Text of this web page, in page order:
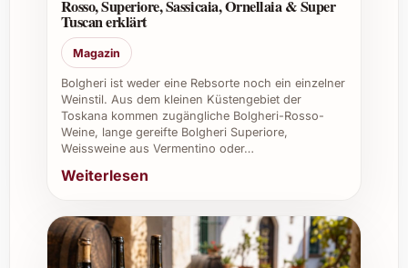
Tipps und Vorteile bei privater und
beruflicher Nutzung
Private Feiern: Ideal für Geburtstage,
Weihnachten, Silvester oder
Sommerfeste – der Chardonnay schafft
eine angenehme Atmosphäre.
Caterings und Gastronomie:
Geschmack bereichert er Menüs und
wird Ihre Gäste begeistern.
Restaurants: Perfekt als
Rosso, Superiore, Sassicaia, Ornellaia & Super
Tuscan erklärt
Magazin
Bolgheri ist weder eine Rebsorte noch ein einzelner
Weinstil. Aus dem kleinen Küstengebiet der
Toskana kommen zugängliche Bolgheri-Rosso-
Weine, lange gereifte Bolgheri Superiore,
Weissweine aus Vermentino oder…
Weiterlesen